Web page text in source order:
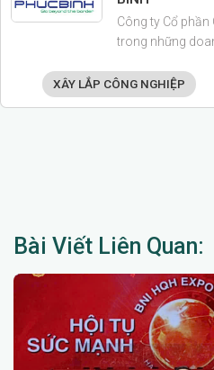
XÂY LẮP CÔNG NGHIỆP
Công ty Cổ
trong những
ninh – an toàn,
phòng cháy chữa
Bài Viết Liên Quan: